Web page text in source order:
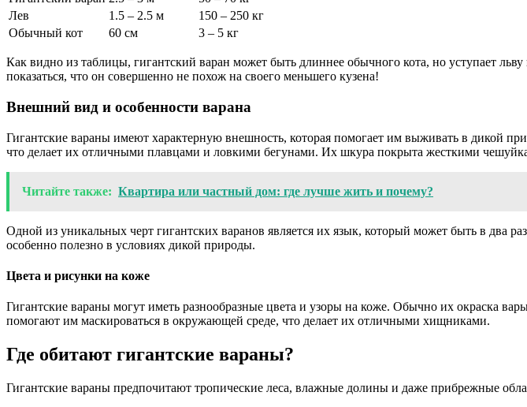
Лев
1.5 – 2.5 м
150 – 250 кг
Обычный кот
60 см 3 – 5 кг
Как видно из таблицы, гигантский варан может быть длиннее обычного кота, но уступает
показаться, что он совершенно не похож на своего меньшего кузена!
Внешний вид и особенности варана
Гигантские вараны имеют характерную внешность, которая помогает им выживать в
что делает их отличными плавцами и ловкими бегунами. Их шкура покрыта жесткими
Читайте также: Квартира или частный дом: где лучше жить и почему?
Одной из уникальных черт гигантских варанов является их язык, который может быть в два
особенно полезно в условиях дикой природы.
Цвета и рисунки на коже
Гигантские вараны могут иметь разнообразные цвета и узоры на коже. Обычно их окраска
помогают им маскироваться в окружающей среде, что делает их отличными хищниками.
Где обитают гигантские вараны?
Гигантские вараны предпочитают тропические леса, влажные долины и даже прибрежные